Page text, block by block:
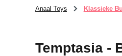
Anaal Toys Klassieke
Temptasia -